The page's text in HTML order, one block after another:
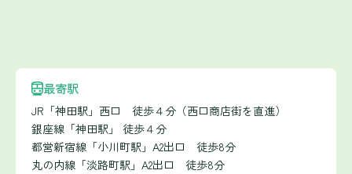
最寄駅
JR「神田駅」西口 徒歩４分（西口商店街を直進）
銀座線「神田駅」 徒歩４分
都営新宿線「小川町駅」A2出口 徒歩8分
丸の内線「淡路町駅」A2出口 徒歩8分